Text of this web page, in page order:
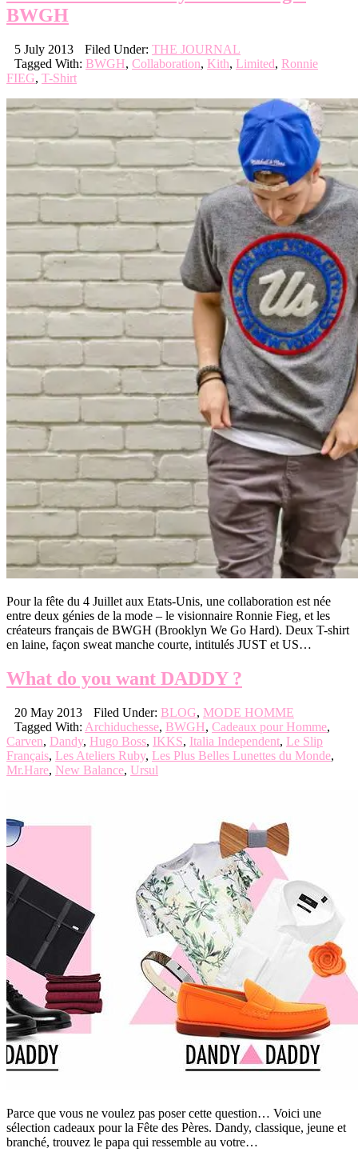
BWGH
5 July 2013 Filed Under: THE JOURNAL
Tagged With: BWGH, Collaboration, Kith, Limited, Ronnie
FIEG, T-Shirt
Pour la fête du 4 Juillet aux Etats-Unis, une collaboration est née
entre deux génies de la mode – le visionnaire Ronnie Fieg, et les
créateurs français de BWGH (Brooklyn We Go Hard). Deux T-shirt
en laine, façon sweat manche courte, intitulés JUST et US…
What do you want DADDY ?
20 May 2013 Filed Under: BLOG, MODE HOMME
Tagged With: Archiduchesse, BWGH, Cadeaux pour Homme,
Carven, Dandy, Hugo Boss, IKKS, Italia Independent, Le Slip
Français, Les Ateliers Ruby, Les Plus Belles Lunettes du Monde,
Mr.Hare, New Balance, Ursul
Parce que vous ne voulez pas poser cette question… Voici une
sélection cadeaux pour la Fête des Pères. Dandy, classique, jeune et
branché, trouvez le papa qui ressemble au votre…